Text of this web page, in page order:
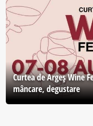
Curtea de Argeş Wine
mâncare, degustare